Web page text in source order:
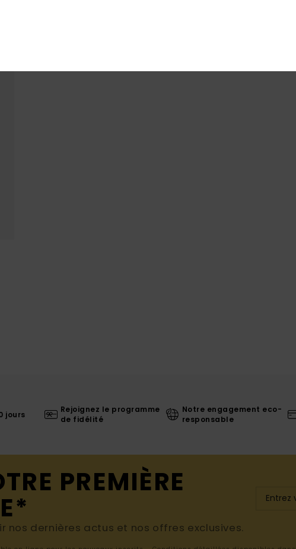
jours
Rejoignez le programme
de fidélité
Notre engagement eco-
responsable
PREMIÈRE
nos dernières actus et nos offres exclusives.